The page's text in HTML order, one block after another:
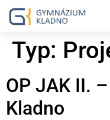
Typ:
OP JAK II.
Kladno